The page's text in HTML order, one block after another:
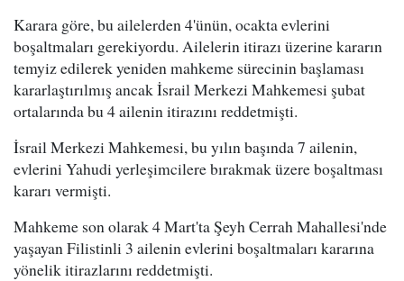
Karara göre, bu ailelerden 4'ünün, ocakta evlerini
boşaltmaları gerekiyordu. Ailelerin itirazı üzerine kararın
temyiz edilerek yeniden mahkeme sürecinin başlaması
kararlaştırılmış ancak İsrail Merkezi Mahkemesi şubat
ortalarında bu 4 ailenin itirazını reddetmişti.
İsrail Merkezi Mahkemesi, bu yılın başında 7 ailenin,
evlerini Yahudi yerleşimcilere bırakmak üzere boşaltması
kararı vermişti.
Mahkeme son olarak 4 Mart'ta Şeyh Cerrah Mahallesi'nde
yaşayan Filistinli 3 ailenin evlerini boşaltmaları kararına
yönelik itirazlarını reddetmişti.